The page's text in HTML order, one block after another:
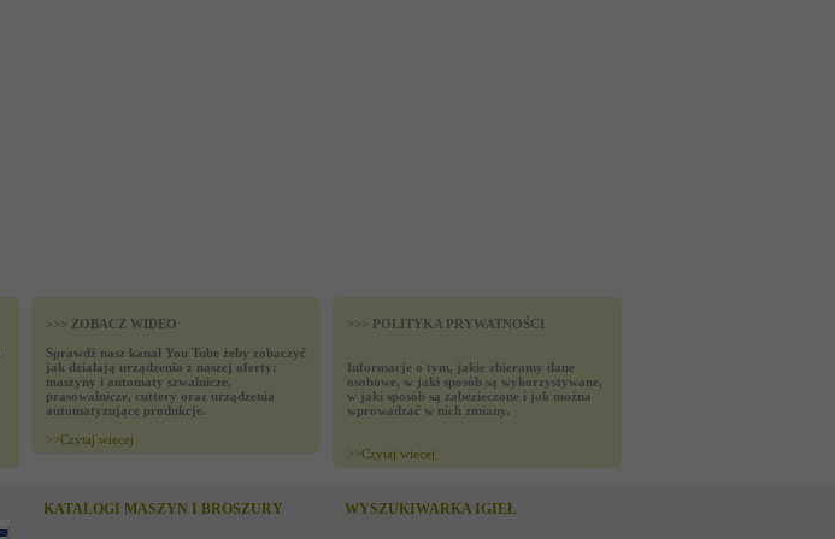
>>> ZOBACZ WIDEO
Sprawdź nasz kanał You Tube żeby zobaczyć
jak działają urządzenia z naszej oferty:
maszyny i automaty szwalnicze,
prasowalnicze, cuttery oraz urządzenia
automatyzujące produkcje.
>>Czytaj wiecej
>>> POLITYKA PRYWATNOŚCI
Informacje o tym, jakie zbieramy dane
osobowe, w jaki sposób są wykorzystywane,
w jaki sposób są zabezieczone i jak można
wprowadzać w nich zmiany.
>>Czytaj wiecej
KATALOGI MASZYN I BROSZURY WYSZUKIWARKA IGIEŁ